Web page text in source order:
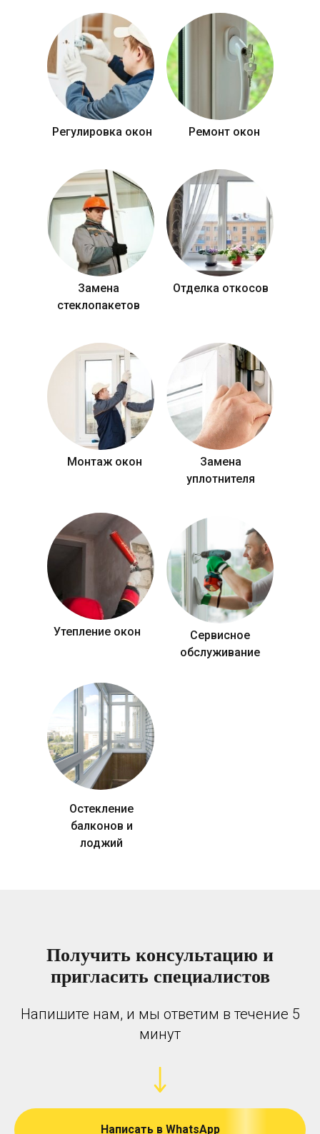
Регулировка окон Ремонт окон
Замена
стеклопакетов
Отделка откосов
Монтаж окон
Замена
уплотнителя
Утепление окон
Сервисное
обслуживание
Остекление
балконов и
лоджий
Получить консультацию и
пригласить специалистов
Напишите нам, и мы ответим в течение 5
минут
Написать в WhatsApp